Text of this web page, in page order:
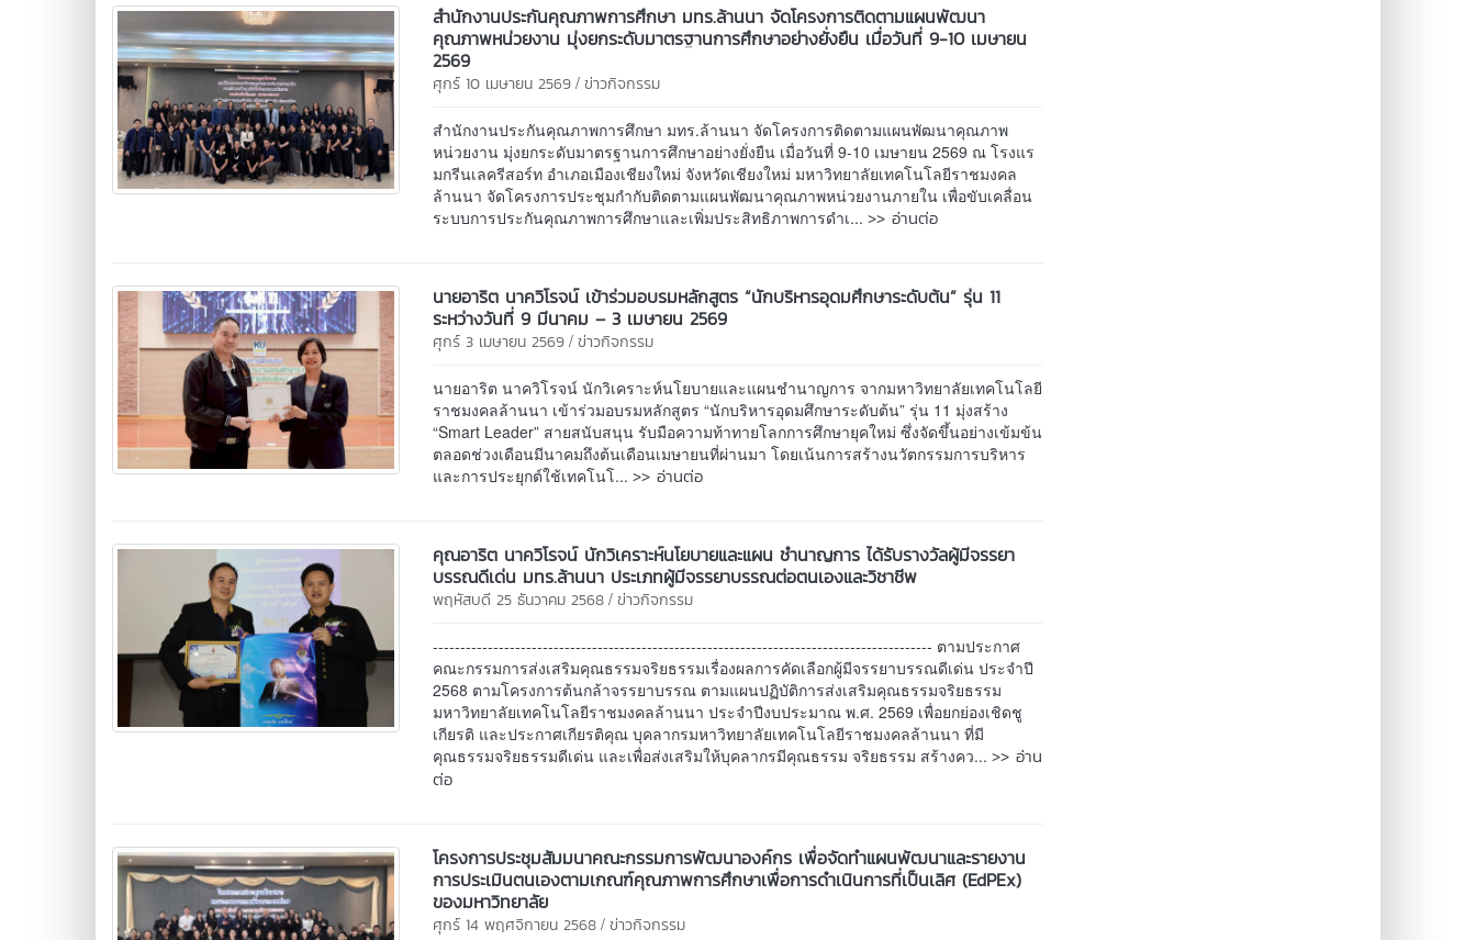
สำนักงานประกันคุณภาพการศึกษา มทร.ล้านนา จัดโครงการติดตามแผนพัฒนา
คุณภาพหน่วยงาน มุ่งยกระดับมาตรฐานการศึกษาอย่างยั่งยืน เมื่อวันที่ 9-10 เมษายน
2569
ศุกร์ 10 เมษายน 2569 /ข่าวกิจกรรม
สำนักงานประกันคุณภาพการศึกษา มทร.ล้านนา จัดโครงการติดตามแผนพัฒนาคุณภาพ
หน่วยงาน มุ่งยกระดับมาตรฐานการศึกษาอย่างยั่งยืน เมื่อวันที่ 9-10 เมษายน 2569 ณ โรงแร
มกรีนเลครีสอร์ท อำเภอเมืองเชียงใหม่ จังหวัดเชียงใหม่ มหาวิทยาลัยเทคโนโลยีราชมงคล
ล้านนา จัดโครงการประชุมกำกับติดตามแผนพัฒนาคุณภาพหน่วยงานภายใน เพื่อขับเคลื่อน
ระบบการประกันคุณภาพการศึกษาและเพิ่มประสิทธิภาพการดำเ...>> อ่านต่อ
นายอาริต นาควิโรจน์ เข้าร่วมอบรมหลักสูตร “นักบริหารอุดมศึกษาระดับต้น” รุ่น 11
ระหว่างวันที่ 9 มีนาคม – 3 เมษายน 2569
ศุกร์ 3 เมษายน 2569 /ข่าวกิจกรรม
นายอาริต นาควิโรจน์ นักวิเคราะห์นโยบายและแผนชำนาญการ จากมหาวิทยาลัยเทคโนโลยี
ราชมงคลล้านนา เข้าร่วมอบรมหลักสูตร “นักบริหารอุดมศึกษาระดับต้น” รุ่น 11 มุ่งสร้าง
“Smart Leader” สายสนับสนุน รับมือความท้าทายโลกการศึกษายุคใหม่ ซึ่งจัดขึ้นอย่างเข้มข้น
ตลอดช่วงเดือนมีนาคมถึงต้นเดือนเมษายนที่ผ่านมา โดยเน้นการสร้างนวัตกรรมการบริหาร
และการประยุกต์ใช้เทคโนโ...>> อ่านต่อ
คุณอาริต นาควิโรจน์ นักวิเคราะห์นโยบายและแผน ชำนาญการ ได้รับรางวัลผู้มีจรรยา
บรรณดีเด่น มทร.ล้านนา ประเภทผู้มีจรรยาบรรณต่อตนเองและวิชาชีพ
พฤหัสบดี 25 ธันวาคม 2568 /ข่าวกิจกรรม
------------------------------------------------------------------------------------------- ตามประกาศ
คณะกรรมการส่งเสริมคุณธรรมจริยธรรมเรื่องผลการคัดเลือกผู้มีจรรยาบรรณดีเด่น ประจำปี
2568 ตามโครงการต้นกล้าจรรยาบรรณ ตามแผนปฏิบัติการส่งเสริมคุณธรรมจริยธรรม
มหาวิทยาลัยเทคโนโลยีราชมงคลล้านนา ประจำปีงบประมาณ พ.ศ. 2569 เพื่อยกย่องเชิดชู
เกียรติ และประกาศเกียรติคุณ บุคลากรมหาวิทยาลัยเทคโนโลยีราชมงคลล้านนา ที่มี
คุณธรรมจริยธรรมดีเด่น และเพื่อส่งเสริมให้บุคลากรมีคุณธรรม จริยธรรม สร้างคว...>> อ่าน
ต่อ
โครงการประชุมสัมมนาคณะกรรมการพัฒนาองค์กร เพื่อจัดทำแผนพัฒนาและรายงาน
การประเมินตนเองตามเกณฑ์คุณภาพการศึกษาเพื่อการดำเนินการที่เป็นเลิศ (EdPEx)
ของมหาวิทยาลัย
ศุกร์ 14 พฤศจิกายน 2568 /ข่าวกิจกรรม